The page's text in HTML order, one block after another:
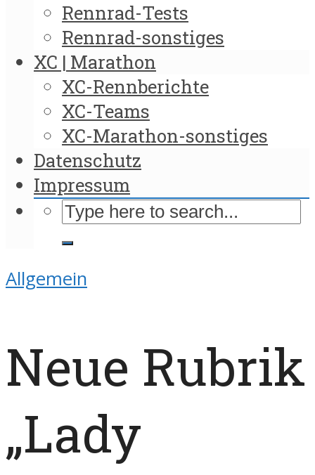
Rennrad-Tests
Rennrad-sonstiges
XC | Marathon
XC-Rennberichte
XC-Teams
XC-Marathon-sonstiges
Datenschutz
Impressum
Allgemein
Neue Rubrik
„Lady